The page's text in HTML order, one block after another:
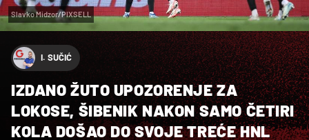
Slavko Midzor/PIXSELL
I. SUČIĆ
IZDANO ŽUTO UPOZORENJE ZA
LOKOSE, ŠIBENIK NAKON SAMO ČETIRI
KOLA DOŠAO DO SVOJE TREĆE HNL